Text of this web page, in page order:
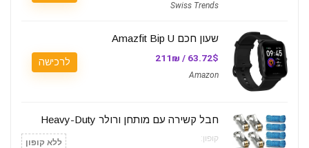
Swiss Trends
שעון חכם Amazfit Bip U
63.72$ / 211₪
Amazon
לרכישה
חבל קשירה עם מותחן ורולר Heavy-Duty
קופון: ללא קופון